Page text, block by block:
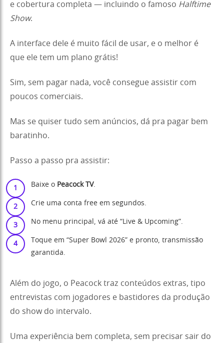
e cobertura completa — incluindo o famoso Halftime
Show.
A interface dele é muito fácil de usar, e o melhor é
que ele tem um plano grátis!
Sim, sem pagar nada, você consegue assistir com
poucos comerciais.
Mas se quiser tudo sem anúncios, dá pra pagar bem
baratinho.
Passo a passo pra assistir:
Baixe o Peacock TV.
Crie uma conta free em segundos.
No menu principal, vá até “Live & Upcoming”.
Toque em “Super Bowl 2026” e pronto, transmissão
garantida.
Além do jogo, o Peacock traz conteúdos extras, tipo
entrevistas com jogadores e bastidores da produção
do show do intervalo.
Uma experiência bem completa, sem precisar sair do